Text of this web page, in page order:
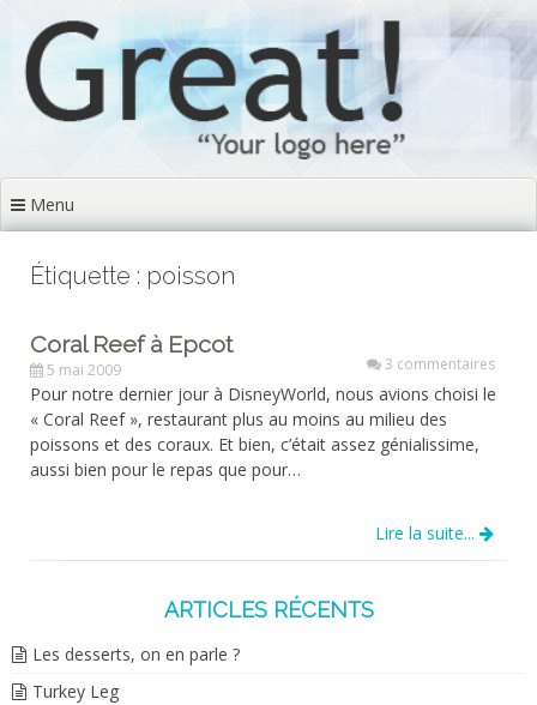
contenu
principal
Menu
Étiquette : poisson
Coral Reef à Epcot
5 mai 2009 3 commentaires
Pour notre dernier jour à DisneyWorld, nous avions choisi le
« Coral Reef », restaurant plus au moins au milieu des
poissons et des coraux. Et bien, c’était assez génialissime,
aussi bien pour le repas que pour…
Lire la suite...
ARTICLES RÉCENTS
Les desserts, on en parle ?
Turkey Leg